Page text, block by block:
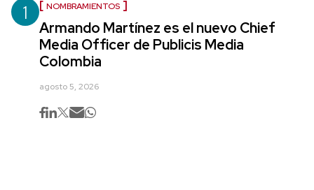
1 NOMBRAMIENTOS
Armando Martínez es el nuevo Chief
Media Officer de Publicis Media
Colombia
agosto 5, 2026